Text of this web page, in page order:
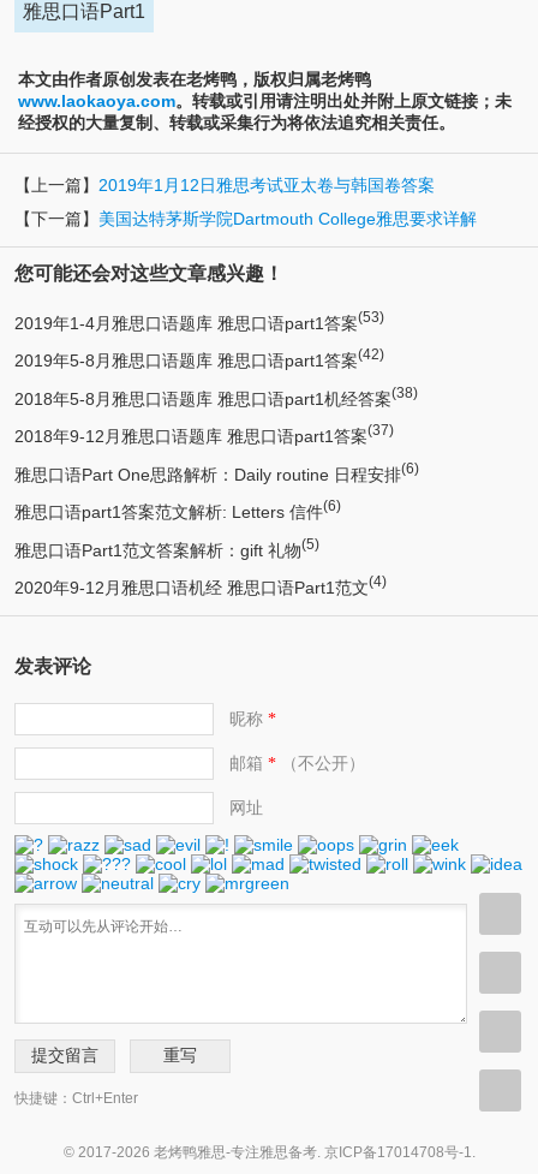
雅思口语Part1
本文由作者原创发表在老烤鸭，版权归属老烤鸭
www.laokaoya.com。转载或引用请注明出处并附上原文链接；未
经授权的大量复制、转载或采集行为将依法追究相关责任。
【上一篇】 2019年1月12日雅思考试亚太卷与韩国卷答案
【下一篇】 美国达特茅斯学院Dartmouth College雅思要求详解
您可能还会对这些文章感兴趣！
2019年1-4月雅思口语题库 雅思口语part1答案(53)
2019年5-8月雅思口语题库 雅思口语part1答案(42)
2018年5-8月雅思口语题库 雅思口语part1机经答案(38)
2018年9-12月雅思口语题库 雅思口语part1答案(37)
雅思口语Part One思路解析：Daily routine 日程安排(6)
雅思口语part1答案范文解析: Letters 信件(6)
雅思口语Part1范文答案解析：gift 礼物(5)
2020年9-12月雅思口语机经 雅思口语Part1范文(4)
发表评论
昵称*
邮箱 *（不公开）
网址
快捷键：Ctrl+Enter
© 2017-2026 老烤鸭雅思-专注雅思备考. 京ICP备17014708号-1.